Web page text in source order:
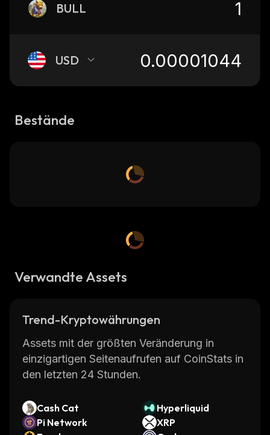
BULL
USD
Bestände
Verwandte Assets
Trend-Kryptowährungen
Assets mit der größten Veränderung in
einzigartigen Seitenaufrufen auf CoinStats in
den letzten 24 Stunden.
Cash Cat
Hyperliquid
Pi Network
XRP